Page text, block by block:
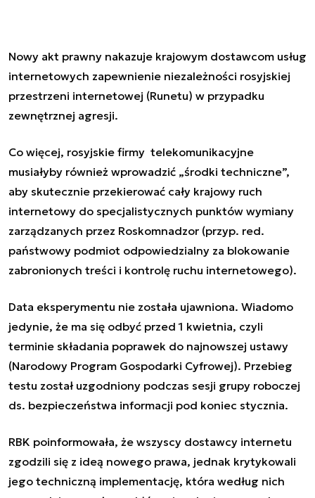
Nowy akt prawny nakazuje krajowym dostawcom usług
internetowych zapewnienie niezależności rosyjskiej
przestrzeni internetowej (Runetu) w przypadku
zewnętrznej agresji.
Co więcej, rosyjskie firmy telekomunikacyjne
musiałyby również wprowadzić „środki techniczne”,
aby skutecznie przekierować cały krajowy ruch
internetowy do specjalistycznych punktów wymiany
zarządzanych przez Roskomnadzor (przyp. red.
państwowy podmiot odpowiedzialny za blokowanie
zabronionych treści i kontrolę ruchu internetowego).
Data eksperymentu nie została ujawniona. Wiadomo
jedynie, że ma się odbyć przed 1 kwietnia, czyli
terminie składania poprawek do najnowszej ustawy
(Narodowy Program Gospodarki Cyfrowej). Przebieg
testu został uzgodniony podczas sesji grupy roboczej
ds. bezpieczeństwa informacji pod koniec stycznia.
RBK poinformowała, że wszyscy dostawcy internetu
zgodzili się z ideą nowego prawa, jednak krytykowali
jego techniczną implementację, która według nich